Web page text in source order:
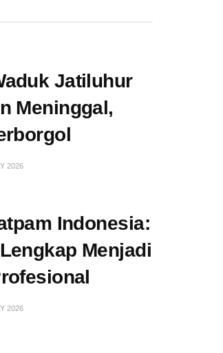
Jatiluhur
Meninggal,
2026
Indonesia:
Menjadi
2026